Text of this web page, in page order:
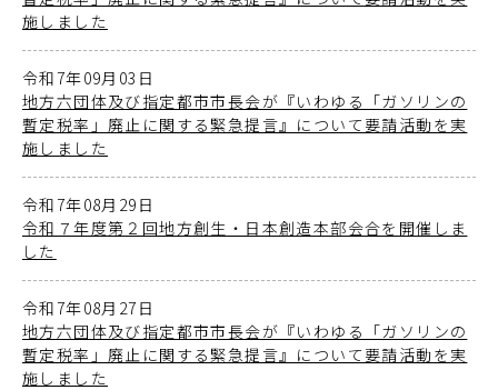
施しました
令和7年09月03日
地方六団体及び指定都市市長会が『いわゆる「ガソリンの
暫定税率」廃止に関する緊急提言』について要請活動を実
施しました
令和7年08月29日
令和７年度第２回地方創生・日本創造本部会合を開催しま
した
令和7年08月27日
地方六団体及び指定都市市長会が『いわゆる「ガソリンの
暫定税率」廃止に関する緊急提言』について要請活動を実
施しました